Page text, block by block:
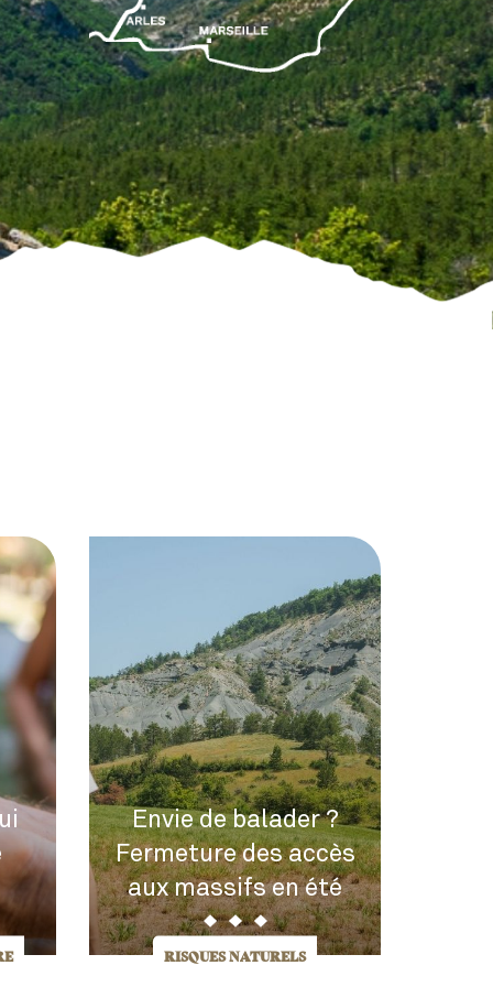
Envie de balader ?
Fermeture des accès
aux massifs en été
RISQUES NATURELS